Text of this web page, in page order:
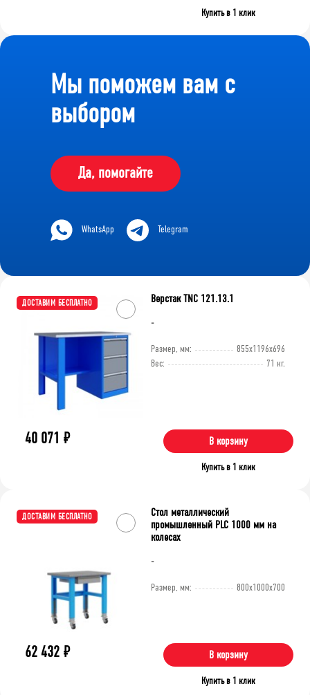
Купить в 1 клик
Мы поможем вам с
выбором
Да, помогайте
WhatsApp Telegram
ДОСТАВИМ БЕСПЛАТНО
-
Верстак TNC 121.13.1
Размер, мм:
855x1196x696
Вес:
71 кг.
40 071 ₽ В корзину
Купить в 1 клик
ДОСТАВИМ БЕСПЛАТНО
-
Стол металлический
промышленный PLC 1000 мм на
колесах
Размер, мм: 800x1000x700
62 432 ₽ В корзину
Купить в 1 клик